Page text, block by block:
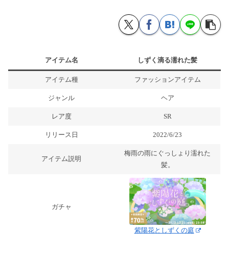
アイテム名 しずく滴る濡れた髪
アイテム種 ファッションアイテム
ジャンル ヘア
レア度 SR
リリース日 2022/6/23
アイテム説明
梅雨の雨にぐっしょり濡れた
髪。
ガチャ
紫陽花としずくの庭